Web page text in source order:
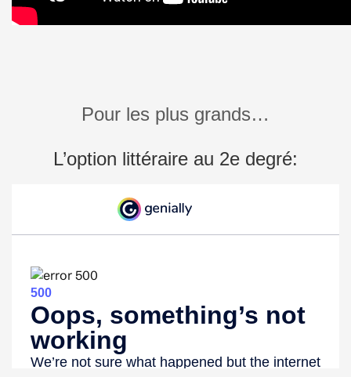
Pour les plus grands…
L’option littéraire au 2e degré: